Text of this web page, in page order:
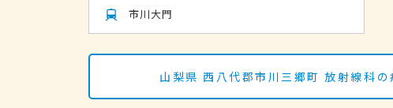
市川大門
山梨県 西八代郡市川三郷町 放射線科